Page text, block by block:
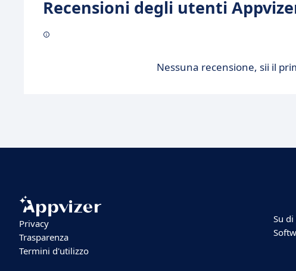
Recensioni degli utenti
Nessuna recensione, sii il
Privacy
Trasparenza
Termini d'utilizzo
Su